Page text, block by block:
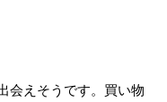
会えそうです。買い物